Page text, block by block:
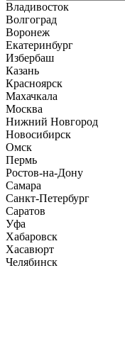
Владивосток
Волгоград
Воронеж
Екатеринбург
Избербаш
Казань
Красноярск
Махачкала
Москва
Нижний Новгород
Новосибирск
Омск
Пермь
Ростов-на-Дону
Самара
Санкт-Петербург
Саратов
Уфа
Хабаровск
Хасавюрт
Челябинск